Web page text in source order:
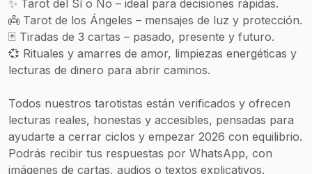
✨ Tarot del Sí o No – ideal para decisiones rápidas.
👼 Tarot de los Ángeles – mensajes de luz y protección.
🃏 Tiradas de 3 cartas – pasado, presente y futuro.
💞 Rituales y amarres de amor, limpiezas energéticas y
lecturas de dinero para abrir caminos.
Todos nuestros tarotistas están verificados y ofrecen
lecturas reales, honestas y accesibles, pensadas para
ayudarte a cerrar ciclos y empezar 2026 con equilibrio.
Podrás recibir tus respuestas por WhatsApp, con
imágenes de cartas, audios o textos explicativos.